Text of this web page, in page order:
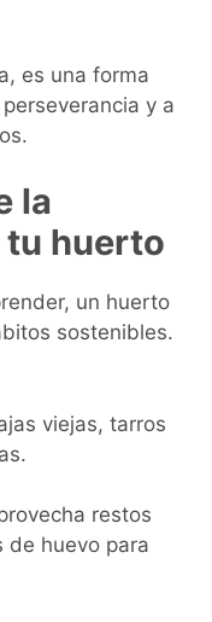
es una forma
y a
la
huerto
un huerto
sostenibles.
viejas, tarros
restos
de huevo para